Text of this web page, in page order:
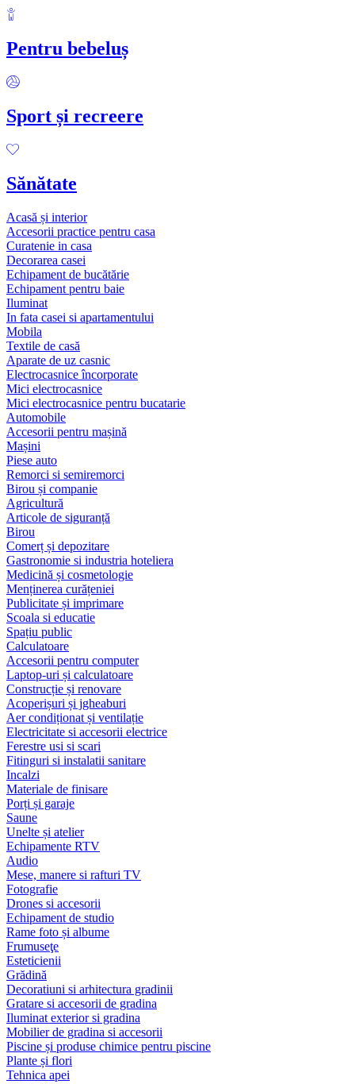
Pentru bebeluș
Sport și recreere
Sănătate
Acasă și interior
Accesorii practice pentru casa
Curatenie in casa
Decorarea casei
Echipament de bucătărie
Echipament pentru baie
Iluminat
In fata casei si apartamentului
Mobila
Textile de casă
Aparate de uz casnic
Electrocasnice încorporate
Mici electrocasnice
Mici electrocasnice pentru bucatarie
Automobile
Accesorii pentru mașină
Mașini
Piese auto
Remorci si semiremorci
Birou și companie
Agricultură
Articole de siguranță
Birou
Comerț și depozitare
Gastronomie si industria hoteliera
Medicină și cosmetologie
Menținerea curățeniei
Publicitate și imprimare
Scoala si educatie
Spațiu public
Calculatoare
Accesorii pentru computer
Laptop-uri și calculatoare
Construcție și renovare
Acoperișuri și jgheaburi
Aer condiționat și ventilație
Electricitate si accesorii electrice
Ferestre usi si scari
Fitinguri si instalatii sanitare
Incalzi
Materiale de finisare
Porți și garaje
Saune
Unelte și atelier
Echipamente RTV
Audio
Mese, manere si rafturi TV
Fotografie
Drones si accesorii
Echipament de studio
Rame foto și albume
Frumuseţe
Esteticienii
Grădină
Decoratiuni si arhitectura gradinii
Gratare si accesorii de gradina
Iluminat exterior si gradina
Mobilier de gradina si accesorii
Piscine și produse chimice pentru piscine
Plante și flori
Tehnica apei